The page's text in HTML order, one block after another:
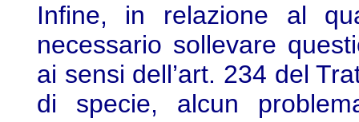
Infine, in relazione al
necessario sollevare
ai sensi dell’art. 234 del
di specie, alcun